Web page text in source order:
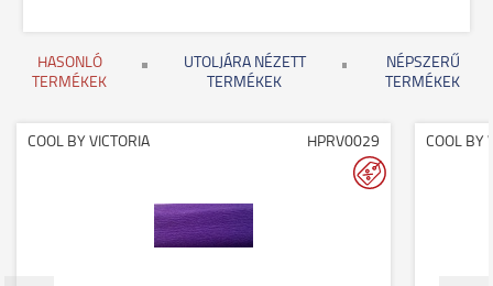
HASONLÓ
TERMÉKEK
UTOLJÁRA NÉZETT
TERMÉKEK
NÉPSZERŰ
TERMÉKEK
COOL BY VICTORIA HPRV0029 COOL BY